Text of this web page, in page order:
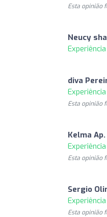
Esta opinião
Neucy
diva
Esta opinião
Kelma
Esta opinião
Sergio
Esta opinião